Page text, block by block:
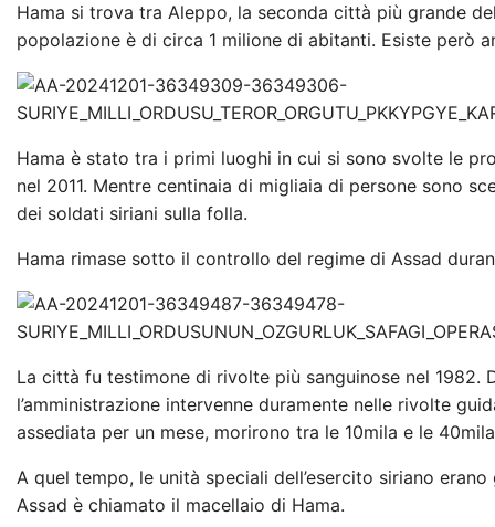
Hama si trova tra Aleppo, la seconda città più grande
popolazione è di circa 1 milione di abitanti. Esiste però
Hama è stato tra i primi luoghi in cui si sono svolte le
nel 2011. Mentre centinaia di migliaia di persone sono
dei soldati siriani sulla folla.
Hama rimase sotto il controllo del regime di Assad
La città fu testimone di rivolte più sanguinose nel 1982.
l’amministrazione intervenne duramente nelle rivolte
assediata per un mese, morirono tra le 10mila e le
A quel tempo, le unità speciali dell’esercito siriano
Assad è chiamato il macellaio di Hama.